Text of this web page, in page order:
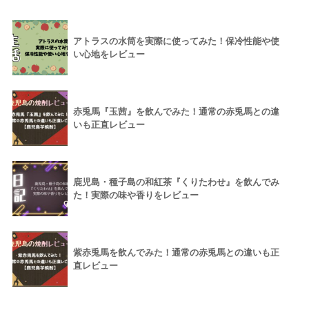
アトラスの水筒を実際に使ってみた！保冷性能や使
い心地をレビュー
赤兎馬『玉茜』を飲んでみた！通常の赤兎馬との違
いも正直レビュー
鹿児島・種子島の和紅茶『くりたわせ』を飲んでみ
た！実際の味や香りをレビュー
紫赤兎馬を飲んでみた！通常の赤兎馬との違いも正
直レビュー